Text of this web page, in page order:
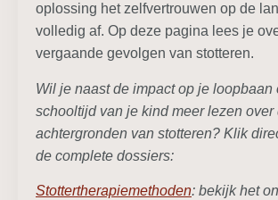
oplossing het zelfvertrouwen op de
volledig af. Op deze pagina lees je
vergaande gevolgen van stotteren.
Wil je naast de impact op je loopbaan
schooltijd van je kind meer lezen over
achtergronden van stotteren? Klik
de complete dossiers:
Stottertherapiemethoden: bekijk het